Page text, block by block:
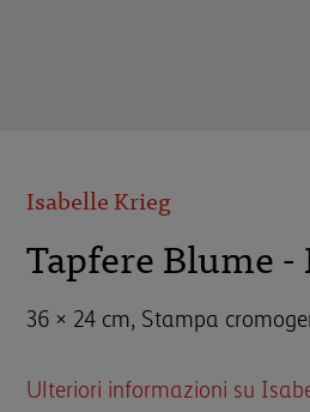
Isabelle Krieg
Tapfere Blume -
36 × 24 cm, Stampa
Ulteriori informazioni su